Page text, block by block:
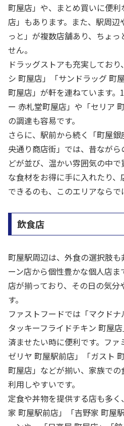
町屋店」や、まとめ買いに便
店」もあります。また、駅周
っと」が複数店舗あり、ちょ
せん。
ドラッグストアも充実してお
シ 町屋店」「サンドラッグ 町
町屋店」が軒を連ねています
ー 赤札堂町屋店」や「セリア
の調達も容易です。
さらに、駅前から続く「町屋
央通り商店街」では、昔なが
どが並び、温かい雰囲気の中
な食材をお得に手に入れたり
できるのも、このエリアならで
飲食店
町屋駅周辺は、外食の選択肢
ーン店から個性豊かな個人店
店が揃っており、その日の気分
す。
ファストフードでは「マクド
タッキーフライドチキン 町屋
済ませたい時に便利です。フ
ゼリヤ 町屋駅前店」「ガスト
町屋店」などが揃い、家族で
利用しやすいです。
定食や丼物を提供する店も多
家 町屋駅前店」「吉野家 町屋